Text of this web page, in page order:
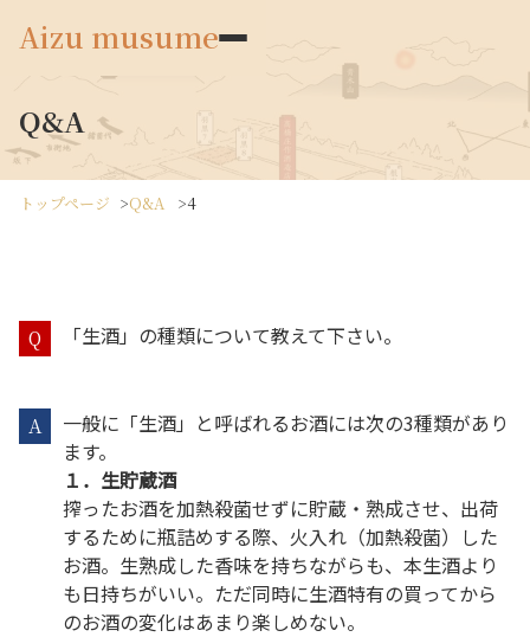
Aizu musume
穣について
通年
季節限定
アイヅジン
Q&A
トップページ Q&A 4
Q 「生酒」の種類について教えて下さい。
A
一般に「生酒」と呼ばれるお酒には次の3種類があり
ます。
１．生貯蔵酒
搾ったお酒を加熱殺菌せずに貯蔵・熟成させ、出荷
するために瓶詰めする際、火入れ（加熱殺菌）した
お酒。生熟成した香味を持ちながらも、本生酒より
も日持ちがいい。ただ同時に生酒特有の買ってから
のお酒の変化はあまり楽しめない。